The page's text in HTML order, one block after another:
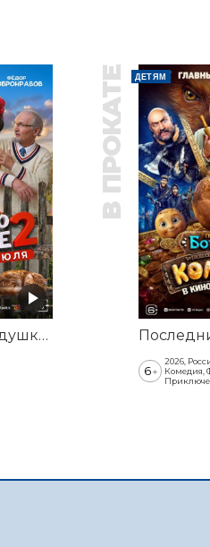
На деревню дедушке 2
В ПРОКАТЕ ДЕТЯМ
6+
2026,
Комедия,